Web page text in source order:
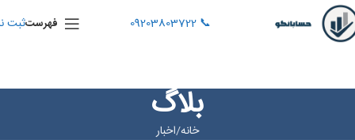
📞 09203803722 فهرستثبت
بلاگ
خانه اخبار